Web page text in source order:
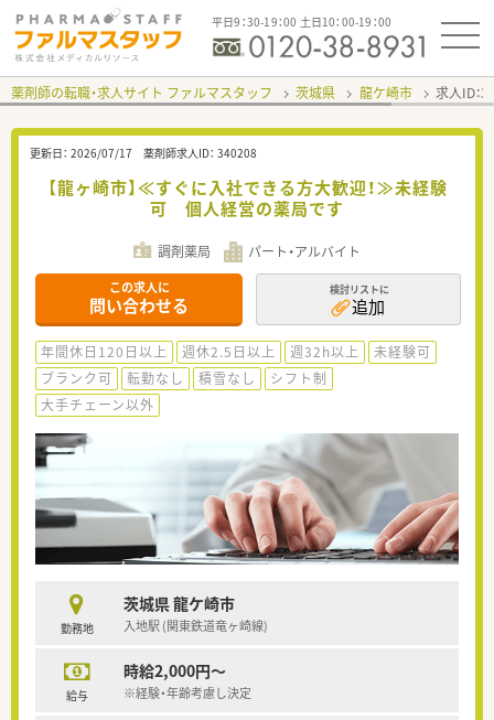
平日9：30-19：00 土日10：00-19：00
薬剤師の転職・求人サイト ファルマスタッフ 茨城県 龍ケ崎市 求人ID：
更新日： 2026/07/17 薬剤師求人ID： 340208
【龍ヶ崎市】≪すぐに入社できる方大歓迎！≫未経験
可 個人経営の薬局です
調剤薬局 パート・アルバイト
この求人に
問い合わせる
検討リストに
追加
年間休日120日以上 週休2.5日以上 週32h以上
未経験可
ブランク可
転勤なし 積雪なし
シフト制
大手チェーン以外
勤務地
茨城県 龍ケ崎市
入地駅 (関東鉄道竜ヶ崎線)
給与
時給2,000円～
※経験・年齢考慮し決定